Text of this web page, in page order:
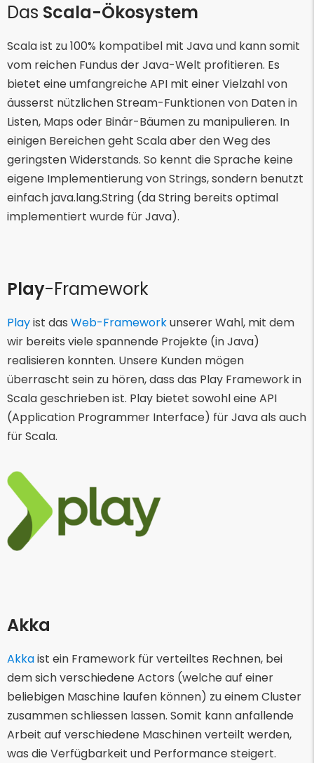
Das Scala-Ökosystem
Scala ist zu 100% kompatibel mit Java und kann somit
vom reichen Fundus der Java-Welt profitieren. Es
bietet eine umfangreiche API mit einer Vielzahl von
äusserst nützlichen Stream-Funktionen von Daten in
Listen, Maps oder Binär-Bäumen zu manipulieren. In
einigen Bereichen geht Scala aber den Weg des
geringsten Widerstands. So kennt die Sprache keine
eigene Implementierung von Strings, sondern benutzt
einfach java.lang.String (da String bereits optimal
implementiert wurde für Java).
Play-Framework
Playist das Web-Frameworkunserer Wahl, mit dem
wir bereits viele spannende Projekte (in Java)
realisieren konnten. Unsere Kunden mögen
überrascht sein zu hören, dass das Play Framework in
Scala geschrieben ist. Play bietet sowohl eine API
(Application Programmer Interface) für Java als auch
für Scala.
Akka
Akkaist ein Framework für verteiltes Rechnen, bei
dem sich verschiedene Actors (welche auf einer
beliebigen Maschine laufen können) zu einem Cluster
zusammen schliessen lassen. Somit kann anfallende
Arbeit auf verschiedene Maschinen verteilt werden,
was die Verfügbarkeit und Performance steigert.